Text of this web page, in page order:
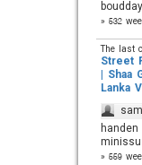
» 532
The last
Street
| Shaa
Lanka
» 559